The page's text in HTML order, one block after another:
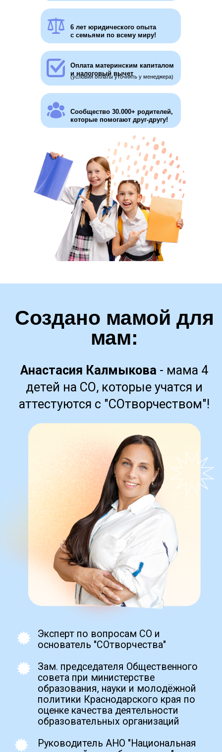
6 лет юридического опыта
с семьями по всему миру!
Оплата материнским капиталом
и налоговый вычет
Сообщество 30.000+ родителей,
которые помогают друг-другу!
(условия оплаты уточнять у менеджера)
Эксперт по вопросам СО и
основатель "СОтворчества"
Зам. председателя Общественного
совета при министерстве
образования, науки и молодёжной
политики Краснодарского края по
оценке качества деятельности
образовательных организаций
Руководитель АНО "Национальная
лига семейного образования"
Zero
create your own
block from scratch
ПОПРОБУЙТЕ
БЕСПЛАТНО
игровые тренажеры для подготовки,
которые так любят дети!
демотесты для уверенности,
подобные аттестационным
аттестация
(ПА):